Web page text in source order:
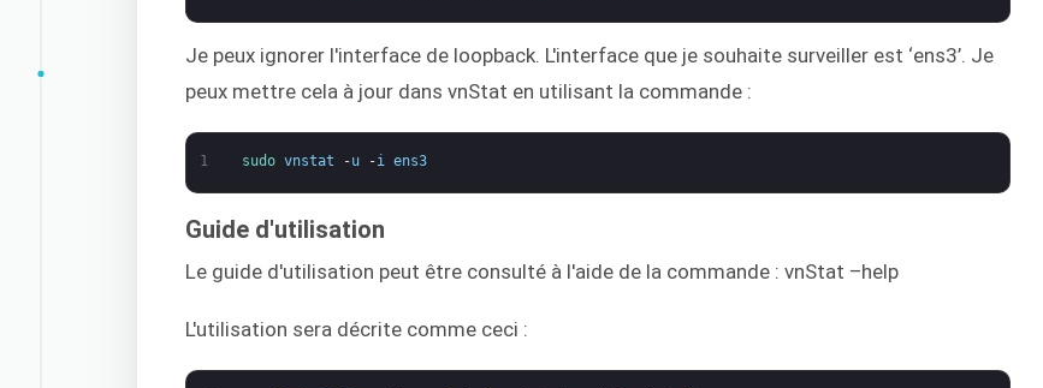
Je peux ignorer l'interface de loopback. L'interface que je souhaite surveiller est ‘ens3’. Je
peux mettre cela à jour dans vnStat en utilisant la commande :
1 sudo vnstat -u -i ens3
Guide d'utilisation
Le guide d'utilisation peut être consulté à l'aide de la commande : vnStat –help
L'utilisation sera décrite comme ceci :